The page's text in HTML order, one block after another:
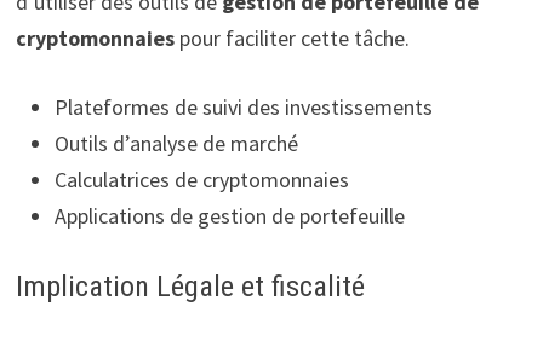
cryptomonnaiespour faciliter cette tâche.
Plateformes de suivi des investissements
Outils d’analyse de marché
Calculatrices de cryptomonnaies
Applications de gestion de portefeuille
Implication Légale et fiscalité